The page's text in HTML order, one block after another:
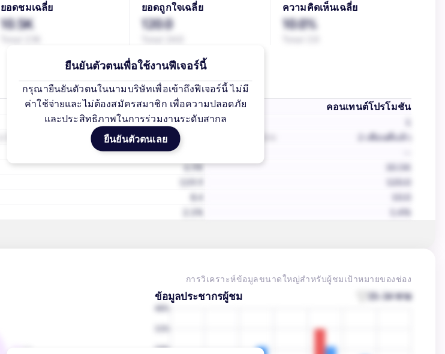
ยอดชมเฉลี่ย
10.5K
ยอดถูกใจเฉลี่ย
120.0
ความคิดเห็นเฉลี่ย
10.0%
คอนเทนต์ทั้งหมด คอนเทนต์โปรโมชัน
38
3 ชั่วโมงที่แล้ว
2 เดือนที่แล้ว
13 / Month
6.9K
10.5K
139.9
120.0
8.4
10.0
2.3% 1.4%
ยืนยันตัวตนเพื่อใช้งานฟีเจอร์นี้
กรุณายืนยันตัวตนในนามบริษัทเพื่อเข้าถึงฟีเจอร์นี้ ไม่มี
ค่าใช้จ่ายและไม่ต้องสมัครสมาชิก เพื่อความปลอดภัย
และประสิทธิภาพในการร่วมงานระดับสากล
ยืนยันตัวตนเลย
การวิเคราะห์ข้อมูลขนาดใหญ่สำหรับผู้ชมเป้าหมายของช่อง
ข้อมูลประชากรผู้ชม 25-34 ชาย
24%